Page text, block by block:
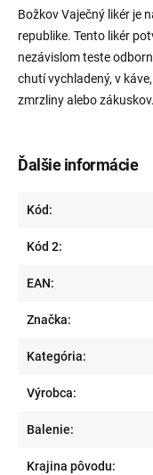
Ďalšie informácie
Kód:
Kód 2:
EAN:
Značka:
Kategória:
Výrobca:
Balenie:
Krajina pôvodu:
Božkov Vaječný likér je
republike. Tento likér
nezávislom teste
chutí vychladený, v
zmrzliny alebo zákuskov.